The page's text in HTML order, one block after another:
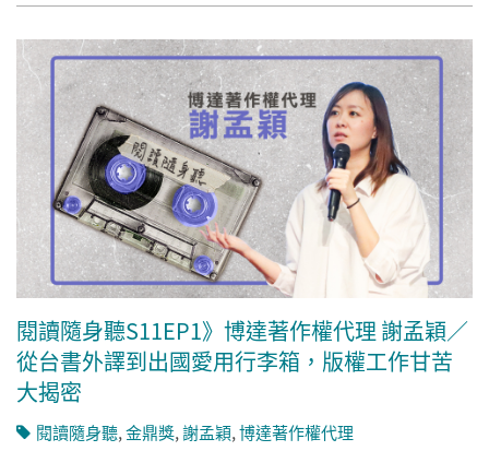
閱讀隨身聽S11EP1》博達著作權代理 謝孟穎／
從台書外譯到出國愛用行李箱，版權工作甘苦
大揭密
閱讀隨身聽,金鼎獎,謝孟穎,博達著作權代理